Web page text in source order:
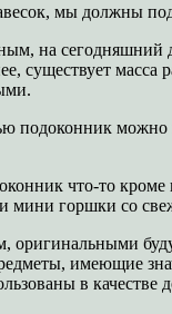
мы должны
на сегодняшний
существует масса
подоконник можно
что-то кроме
мини горшки со
оригинальными
имеющие
в качестве